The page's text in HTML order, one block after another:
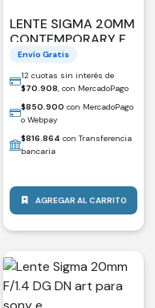
LENTE SIGMA 20MM
CONTEMPORARY F2
DG DN SONY E
Envío Gratis
12 cuotas sin interés de
$70.908, con MercadoPago
$850.900 con MercadoPago
o Webpay
$816.864 con Transferencia
bancaria
AGREGAR AL CARRITO